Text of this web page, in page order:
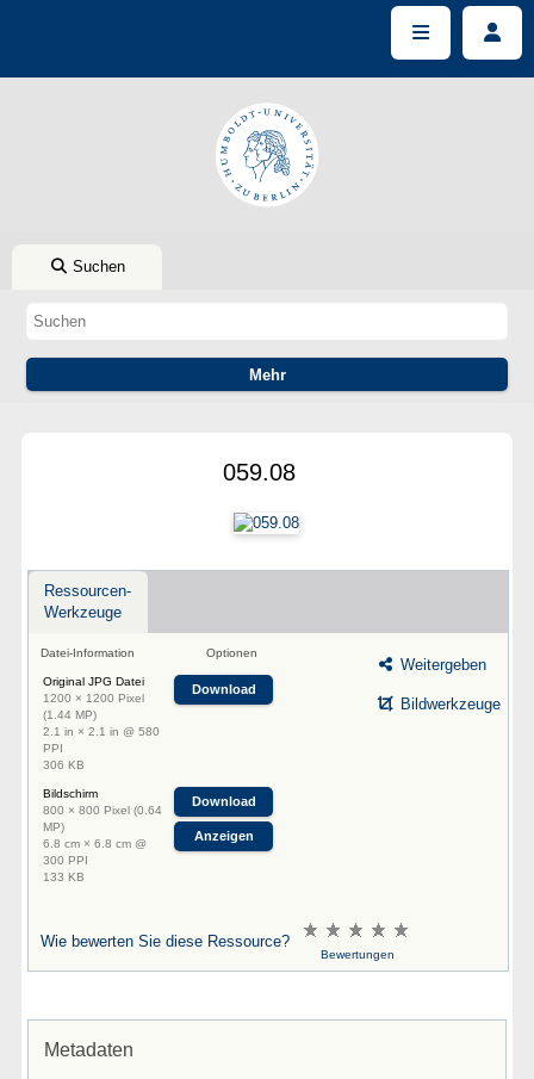
Suchen
059.08
Ressourcen-
Werkzeuge
Datei-Information Optionen
Original JPG Datei
1200 × 1200 Pixel
(1.44 MP)
2.1 in × 2.1 in @ 580
PPI
306 KB
Download
Bildschirm
800 × 800 Pixel (0.64
MP)
6.8 cm × 6.8 cm @
300 PPI
133 KB
Download
Anzeigen
Weitergeben
Bildwerkzeuge
Wie bewerten Sie diese Ressource?
Bewertungen
Metadaten